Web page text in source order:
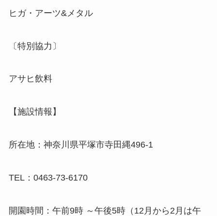
ヒガ・アーツ&メタル
〔特別協力〕
アサヒ飲料
【施設情報】
所在地：神奈川県平塚市寺田縄496-1
TEL：0463-73-6170
開園時間：午前9時 ～午後5時（12月から2月は午